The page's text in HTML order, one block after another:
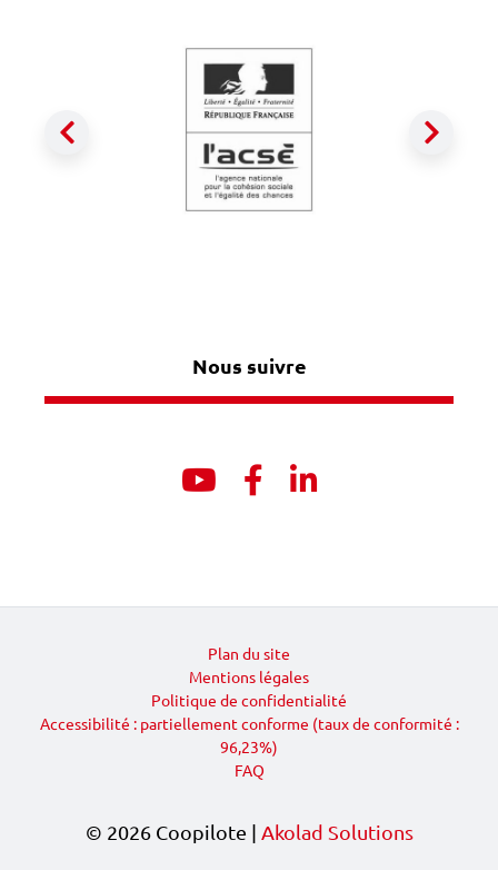
Précédent
Nous suivre
YoutubeFacebook
Linkedin
Plan du site
Mentions légales
Politique de confidentialité
Accessibilité : partiellement conforme (taux de conformité :
96,23%)
FAQ
© 2026 Coopilote | Akolad Solutions